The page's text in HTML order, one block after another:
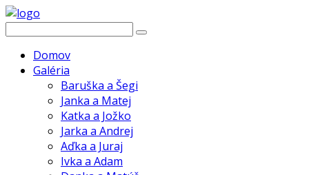
Domov
Galéria
Baruška a Šegi
Janka a Matej
Katka a Jožko
Jarka a Andrej
Aďka a Juraj
Ivka a Adam